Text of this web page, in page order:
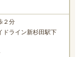
２分
ライン新杉田駅下